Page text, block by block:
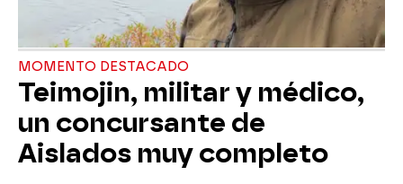
MOMENTO DESTACADO
Teimojin, militar y médico,
un concursante de
Aislados muy completo